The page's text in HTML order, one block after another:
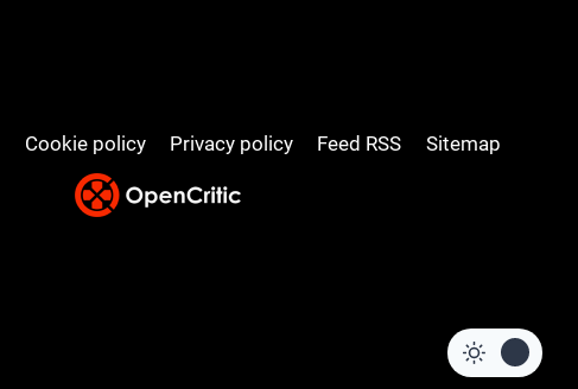
Cookie policy Privacy policy Feed RSS Sitemap